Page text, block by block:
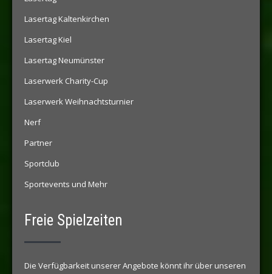
Lasertag Kaltenkirchen
Lasertag Kiel
Lasertag Neumünster
Laserwerk Charity-Cup
Laserwerk Weihnachtsturnier
Nerf
Partner
Sportclub
Sportevents und Mehr
Freie Spielzeiten
Die Verfügbarkeit unserer Angebote könnt ihr über unseren